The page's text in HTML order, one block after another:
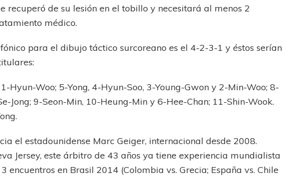
recuperó de su lesión en el tobillo y necesitará al menos 2
médico.
para el dibujo táctico surcoreano es el 4-2-3-1 y éstos serían
1-Hyun-Woo; 5-Yong, 4-Hyun-Soo, 3-Young-Gwon y 2-Min-Woo; 8-
Jong; 9-Seon-Min, 10-Heung-Min y 6-Hee-Chan; 11-Shin-Wook.
el estadounidense Marc Geiger, internacional desde 2008.
Jersey, este árbitro de 43 años ya tiene experiencia mundialista
encuentros en Brasil 2014 (Colombia vs. Grecia; España vs. Chile